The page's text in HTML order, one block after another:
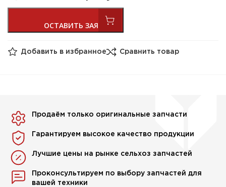
Добавить в избранное Сравнить товар
Продаём только оригинальные запчасти
Гарантируем высокое качество продукции
Лучшие цены на рынке сельхоз запчастей
Проконсультируем по выбору запчастей для
вашей техники